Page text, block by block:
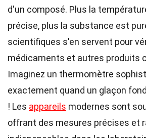
d'un composé. Plus la
précise, plus la substance est
scientifiques s'en servent pour
médicaments et autres produits
Imaginez un thermomètre
exactement quand un glaçon
! Les appareils modernes sont
offrant des mesures précises et